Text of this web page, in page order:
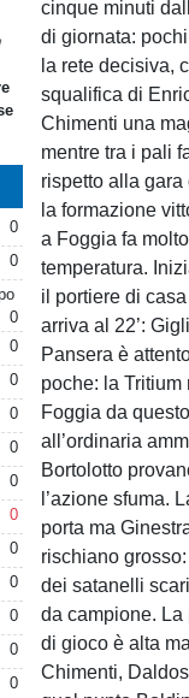
0
0
0
0
0
0
0
0
0
0
0
0
0
0
cinque minuti
di giornata:
la rete decisiva,
squalifica di
Chimenti una
mentre tra i pali
rispetto alla
la formazione
a Foggia fa
temperatura.
il portiere di
arriva al 22’:
Pansera è
poche: la Tritium
Foggia da
all’ordinaria
Bortolotto
l’azione sfuma.
porta ma
rischiano
dei satanelli
da campione. La
di gioco è alta
Chimenti,